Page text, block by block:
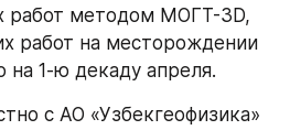
работ методом МОГТ-3D,
работ на месторождении
на 1-ю декаду апреля.
с АО «Узбекгеофизика»